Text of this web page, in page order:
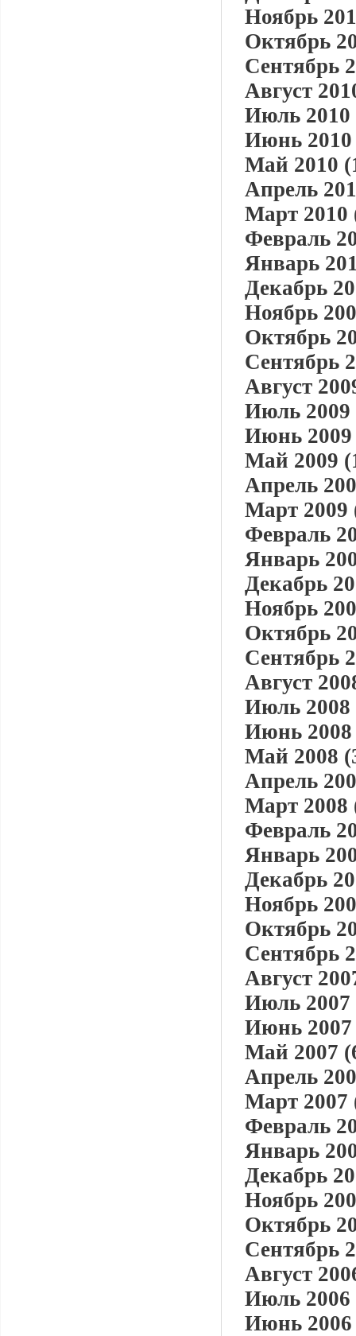
Ноябрь
Октябрь
Сентябрь
Август
Июль 2010
Июнь 2010
Май 2010
Апрель
Март 2010
Февраль
Январь
Декабрь
Ноябрь
Октябрь
Сентябрь
Август
Июль 2009
Июнь 2009
Май 2009
Апрель
Март 2009
Февраль
Январь
Декабрь
Ноябрь
Октябрь
Сентябрь
Август
Июль 2008
Июнь 2008
Май 2008
Апрель
Март 2008
Февраль
Январь
Декабрь
Ноябрь
Октябрь
Сентябрь
Август
Июль 2007
Июнь 2007
Май 2007
Апрель
Март 2007
Февраль
Январь
Декабрь
Ноябрь
Октябрь
Сентябрь
Август
Июль 2006
Июнь 2006